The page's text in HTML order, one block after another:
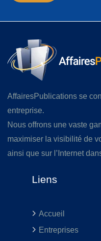
AffairesPublications se
entreprise.
Nous offrons une vaste
maximiser la visibilité de
ainsi que sur l’Internet
Liens
Accueil
Entreprises